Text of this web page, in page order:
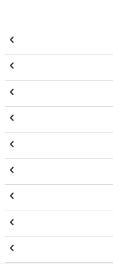








